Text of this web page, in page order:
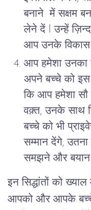
बनाने में सक्षम
लेने दें l उन्हें
आप उनके विकास
आप हमेशा उनका
अपने बच्चे को इस
कि आप हमेशा सौ
वक़्त, उनके साथ
बच्चे को भी
सम्मान देंगे, उतना
समझने और बयान
इन सिद्धांतों को
आपको और आपके बच्चे